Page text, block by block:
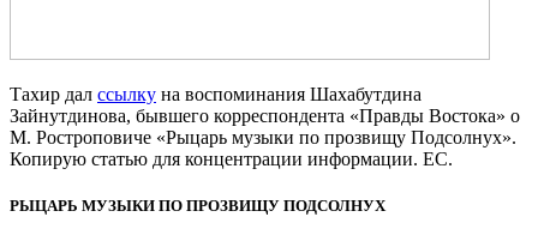
Тахир дал ссылку на воспоминания Шахабутдина
Зайнутдинова, бывшего корреспондента «Правды Востока» о
М. Ростроповиче «Рыцарь музыки по прозвищу Подсолнух».
Копирую статью для концентрации информации. ЕС.
РЫЦАРЬ МУЗЫКИ ПО ПРОЗВИЩУ ПОДСОЛНУХ